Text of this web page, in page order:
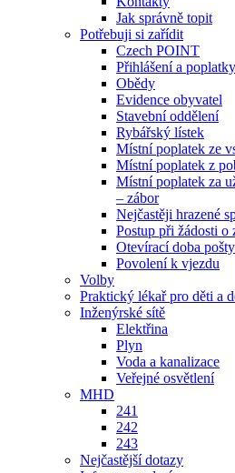
Jak správně topit
Potřebuji si zařídit
Czech POINT
Přihlášení a
Obědy
Evidence obyvatel
Stavební oddělení
Rybářský lístek
Místní poplatek ze
Místní poplatek z
Místní poplatek za
– zábor
Nejčastěji hrazené
Postup při žádosti o
Otevírací doba pošty
Povolení k vjezdu
Volby
Praktický lékař pro děti a
Inženýrské sítě
Elektřina
Plyn
Voda a kanalizace
Veřejné osvětlení
MHD
241
242
243
Nejčastější dotazy